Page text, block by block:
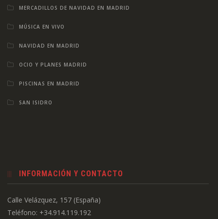
MERCADILLOS DE NAVIDAD EN MADRID
MÚSICA EN VIVO
NAVIDAD EN MADRID
OCIO Y PLANES MADRID
PISCINAS EN MADRID
SAN ISIDRO
INFORMACIÓN Y CONTACTO
Calle Velázquez, 157 (España)
Teléfono: +34.914.119.192